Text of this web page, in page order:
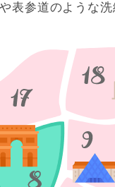
表参道のような